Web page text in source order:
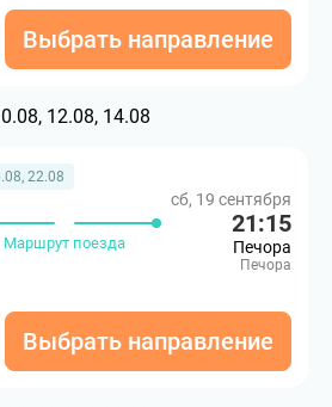
Выбрать направление
12.08, 14.08
22.08
Маршрут поезда
сб, 19 сентября
21:15
Печора
Печора
Выбрать направление